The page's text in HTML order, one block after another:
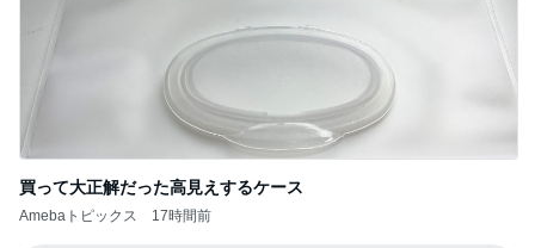
買って大正解だった高見えするケース
Amebaトピックス 17時間前